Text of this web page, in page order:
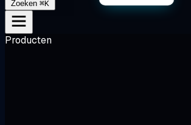
Zoeken ⌘K
Producten